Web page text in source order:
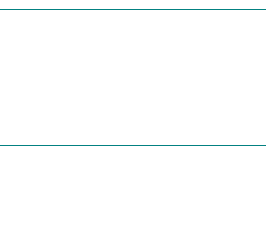
Spevácka Skupina Z Hertníka,